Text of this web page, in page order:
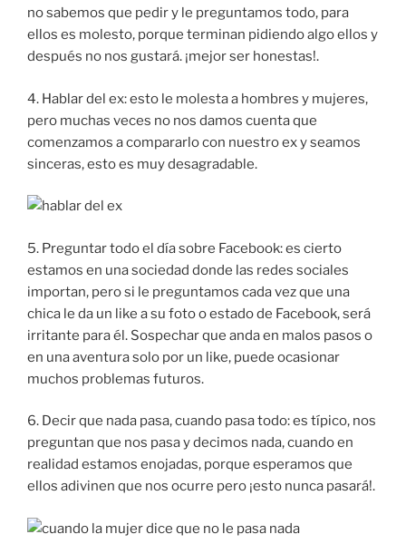
no sabemos que pedir y le preguntamos todo, para
ellos es molesto, porque terminan pidiendo algo ellos y
después no nos gustará. ¡mejor ser honestas!.
4. Hablar del ex: esto le molesta a hombres y mujeres,
pero muchas veces no nos damos cuenta que
comenzamos a compararlo con nuestro ex y seamos
sinceras, esto es muy desagradable.
5. Preguntar todo el día sobre Facebook: es cierto
estamos en una sociedad donde las redes sociales
importan, pero si le preguntamos cada vez que una
chica le da un like a su foto o estado de Facebook, será
irritante para él. Sospechar que anda en malos pasos o
en una aventura solo por un like, puede ocasionar
muchos problemas futuros.
6. Decir que nada pasa, cuando pasa todo: es típico, nos
preguntan que nos pasa y decimos nada, cuando en
realidad estamos enojadas, porque esperamos que
ellos adivinen que nos ocurre pero ¡esto nunca pasará!.